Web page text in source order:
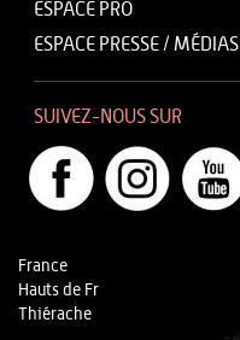
ESPACE PRO
ESPACE PRESSE / MÉDIAS
SUIVEZ-NOUS SUR
France
Hauts de Fr
Thiérache